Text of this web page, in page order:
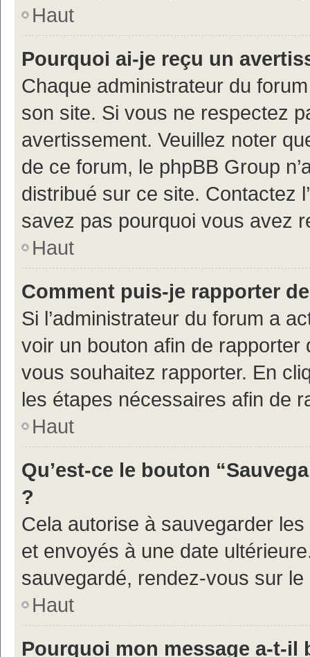
Haut
Pourquoi ai-je reçu un
Chaque administrateur du
son site. Si vous ne respectez
avertissement. Veuillez noter
de ce forum, le phpBB Group
distribué sur ce site. Contactez
savez pas pourquoi vous avez
Haut
Comment puis-je rapporter
Si l’administrateur du forum a
voir un bouton afin de
vous souhaitez rapporter. En
les étapes nécessaires afin de
Haut
Qu’est-ce le bouton
?
Cela autorise à sauvegarder
et envoyés à une date
sauvegardé, rendez-vous sur le
Haut
Pourquoi mon message a-t-il